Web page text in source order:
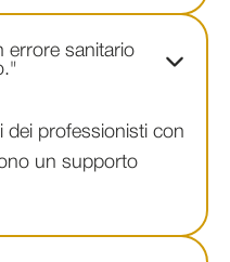
errore sanitario
dei professionisti con
un supporto